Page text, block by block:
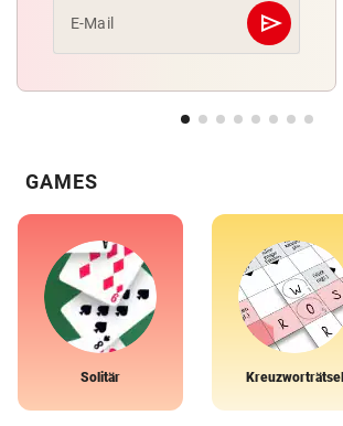
E-Mail send
Abschicken
GAMES
Solitär Kreuzworträtsel